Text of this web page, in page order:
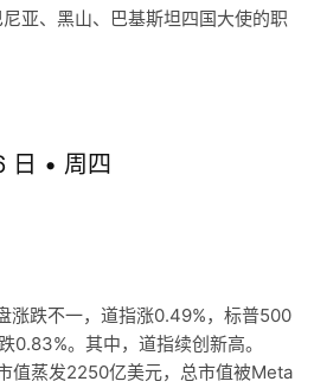
亚、黑山、巴基斯坦四国大使的职
日 • 周四
涨跌不一，道指涨0.49%，标普500
0.83%。其中，道指续创新高。
值蒸发2250亿美元，总市值被Meta